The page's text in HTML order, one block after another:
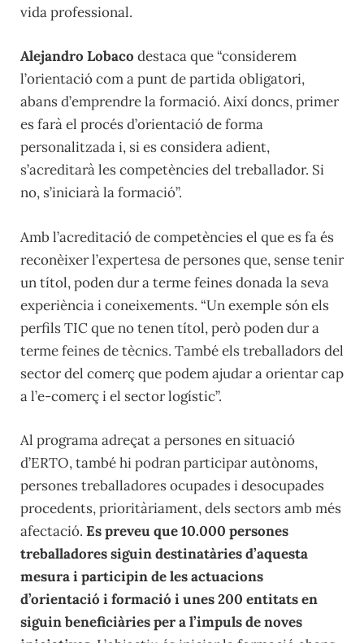
vida professional.
Alejandro Lobaco destaca que “considerem
l’orientació com a punt de partida obligatori,
abans d’emprendre la formació. Així doncs, primer
es farà el procés d’orientació de forma
personalitzada i, si es considera adient,
s’acreditarà les competències del treballador. Si
no, s’iniciarà la formació”.
Amb l’acreditació de competències el que es fa és
reconèixer l’expertesa de persones que, sense tenir
un títol, poden dur a terme feines donada la seva
experiència i coneixements. “Un exemple són els
perfils TIC que no tenen títol, però poden dur a
terme feines de tècnics. També els treballadors del
sector del comerç que podem ajudar a orientar cap
a l’e-comerç i el sector logístic”.
Al programa adreçat a persones en situació
d’ERTO, també hi podran participar autònoms,
persones treballadores ocupades i desocupades
procedents, prioritàriament, dels sectors amb més
afectació. Es preveu que 10.000 persones
treballadores siguin destinatàries d’aquesta
mesura i participin de les actuacions
d’orientació i formació i unes 200 entitats en
siguin beneficiàries per a l’impuls de noves